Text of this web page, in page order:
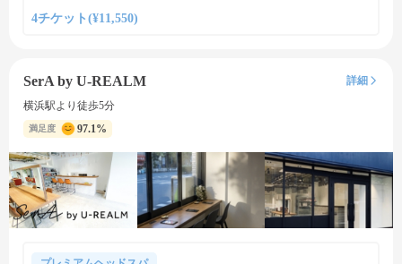
4チケット(¥11,550)
SerA by U-REALM
詳細
横浜駅より徒歩5分
満足度 97.1%